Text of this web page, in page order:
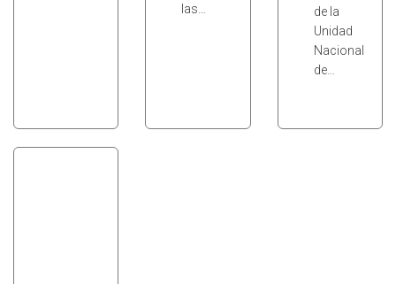
las…
de la
Unidad
Nacional
de…